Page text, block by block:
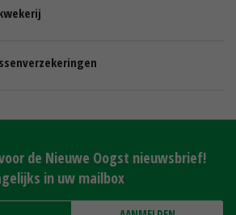
de Nieuwe Oogst nieuwsbrief!
in uw mailbox